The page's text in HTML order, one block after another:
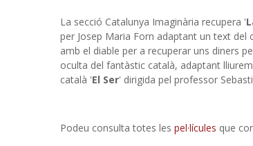
La secció Catalunya Imaginària recupera '
per Josep Maria Forn adaptant un text
amb el diable per a recuperar uns diners
oculta del fantàstic català, adaptant
català 'El Ser' dirigida pel professor
Podeu consulta totes les pel·lícules que